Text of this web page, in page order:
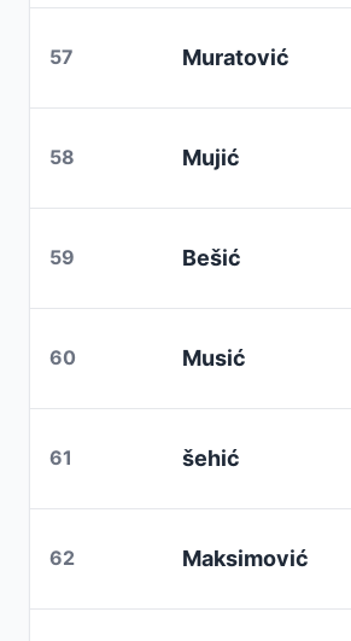
57 Muratović
58 Mujić
59 Bešić
60 Musić
61 šehić
62 Maksimović